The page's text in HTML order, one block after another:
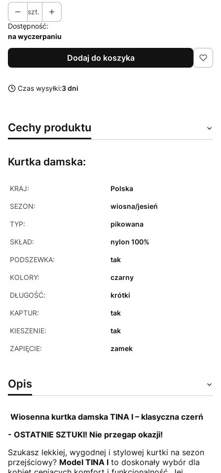
szt.
Dostępność:
na wyczerpaniu
Dodaj do koszyka
Czas wysyłki:3 dni
Cechy produktu
Kurtka damska:
KRAJ: Polska
SEZON: wiosna/jesień
TYP: pikowana
SKŁAD: nylon 100%
PODSZEWKA: tak
KOLORY: czarny
DŁUGOŚĆ: krótki
KAPTUR: tak
KIESZENIE: tak
ZAPIĘCIE: zamek
Opis
Wiosenna kurtka damska TINA I – klasyczna czerń
- OSTATNIE SZTUKI! Nie przegap okazji!
Szukasz lekkiej, wygodnej i stylowej kurtki na sezon
przejściowy? Model TINA I to doskonały wybór dla